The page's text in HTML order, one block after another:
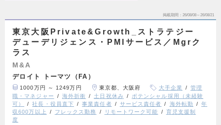
掲載期間 26/08/08～26/08/21
東京大阪Private&Growth_ストラテジー
デューデリジェンス・PMIサービス／Mgrク
ラス
M&A
デロイト トーマツ（FA）
1000万円 ～ 1249万円 東京都、大阪府 大手企業
管理
職・マネジャー
海外折衝 土日祝休み
ポテンシャル採用（未経験
可）
社長・役員直下 事業責任者 サービス責任者 海外転勤
年
収600万以上
フレックス勤務 リモートワーク可能
育児支援制
度